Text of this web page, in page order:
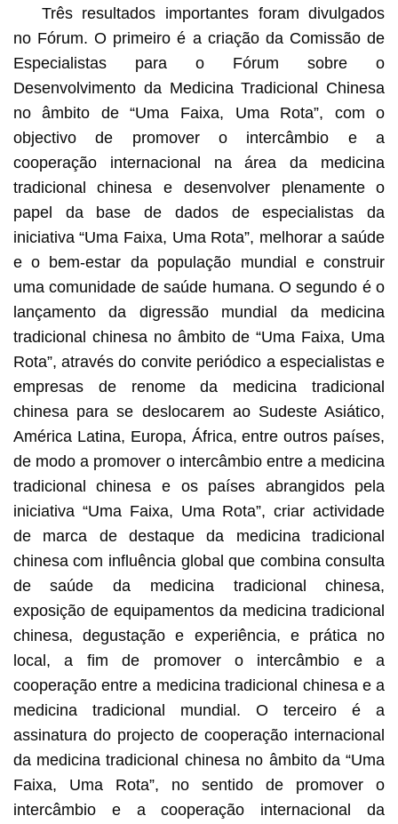
Três resultados importantes foram divulgados
no Fórum. O primeiro é a criação da Comissão de
Especialistas para o Fórum sobre o
Desenvolvimento da Medicina Tradicional Chinesa
no âmbito de “Uma Faixa, Uma Rota”, com o
objectivo de promover o intercâmbio e a
cooperação internacional na área da medicina
tradicional chinesa e desenvolver plenamente o
papel da base de dados de especialistas da
iniciativa “Uma Faixa, Uma Rota”, melhorar a saúde
e o bem-estar da população mundial e construir
uma comunidade de saúde humana. O segundo é o
lançamento da digressão mundial da medicina
tradicional chinesa no âmbito de “Uma Faixa, Uma
Rota”, através do convite periódico a especialistas e
empresas de renome da medicina tradicional
chinesa para se deslocarem ao Sudeste Asiático,
América Latina, Europa, África, entre outros países,
de modo a promover o intercâmbio entre a medicina
tradicional chinesa e os países abrangidos pela
iniciativa “Uma Faixa, Uma Rota”, criar actividade
de marca de destaque da medicina tradicional
chinesa com influência global que combina consulta
de saúde da medicina tradicional chinesa,
exposição de equipamentos da medicina tradicional
chinesa, degustação e experiência, e prática no
local, a fim de promover o intercâmbio e a
cooperação entre a medicina tradicional chinesa e a
medicina tradicional mundial. O terceiro é a
assinatura do projecto de cooperação internacional
da medicina tradicional chinesa no âmbito da “Uma
Faixa, Uma Rota”, no sentido de promover o
intercâmbio e a cooperação internacional da